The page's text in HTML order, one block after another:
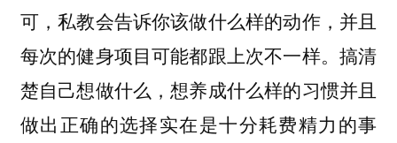
可，私教会告诉你该做什么样的动作，并且
每次的健身项目可能都跟上次不一样。搞清
楚自己想做什么，想养成什么样的习惯并且
做出正确的选择实在是十分耗费精力的事